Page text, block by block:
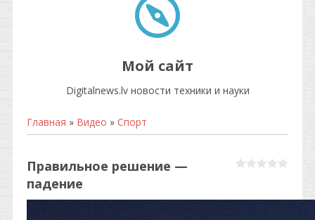
Мой сайт
Digitalnews.lv новости техники и науки
Главная » Видео » Спорт
Правильное решение —
падение